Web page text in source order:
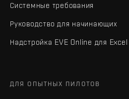
Системные требования
Руководство для начинающих
Надстройка EVE Online для Excel
ДЛЯ ОПЫТНЫХ ПИЛОТОВ